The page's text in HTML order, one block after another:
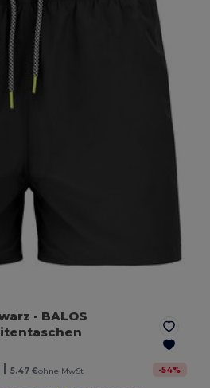
- BALOS
| 5.47 €ohne MwSt -54%